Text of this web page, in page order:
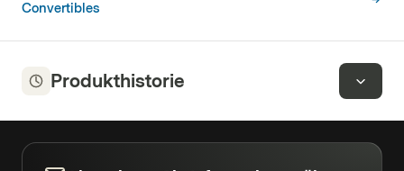
Convertibles
Produkthistorie